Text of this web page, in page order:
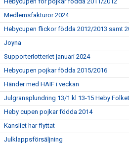
Medlemsfakturor 2024
Hebycupen flickor födda 2012/2013 samt
Joyna
Supporterlotteriet januari 2024
Hebycupen pojkar födda 2015/2016
Händer med HAIF i veckan
Julgransplundring 13/1 kl 13-15 Heby
Heby cupen pojkar födda 2014
Kansliet har flyttat
Julklappsförsäljning